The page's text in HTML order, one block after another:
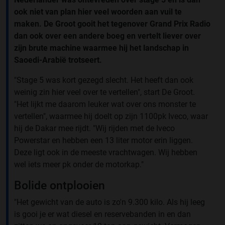
ook niet van plan hier veel woorden aan vuil te
maken. De Groot gooit het tegenover Grand Prix Radio
dan ook over een andere boeg en vertelt liever over
zijn brute machine waarmee hij het landschap in
Saoedi-Arabië trotseert.
"Stage 5 was kort gezegd slecht. Het heeft dan ook
weinig zin hier veel over te vertellen", start De Groot.
"Het lijkt me daarom leuker wat over ons monster te
vertellen", waarmee hij doelt op zijn 1100pk Iveco, waar
hij de Dakar mee rijdt. "Wij rijden met de Iveco
Powerstar en hebben een 13 liter motor erin liggen.
Deze ligt ook in de meeste vrachtwagen. Wij hebben
wel iets meer pk onder de motorkap."
Bolide ontplooien
"Het gewicht van de auto is zo'n 9.300 kilo. Als hij leeg
is gooi je er wat diesel en reservebanden in en dan